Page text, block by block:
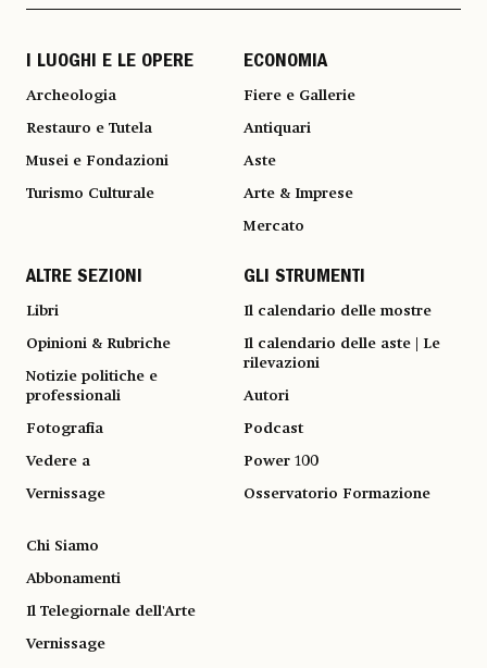
I LUOGHI E LE OPERE
Archeologia
Restauro e Tutela
Musei e Fondazioni
Turismo Culturale
ECONOMIA
Fiere e Gallerie
Antiquari
Aste
Arte & Imprese
Mercato
ALTRE SEZIONI
Libri
Opinioni & Rubriche
Notizie politiche e
professionali
Fotografia
Vedere a
Vernissage
GLI STRUMENTI
Il calendario delle mostre
Il calendario delle aste | Le
rilevazioni
Autori
Podcast
Power 100
Osservatorio Formazione
Chi Siamo
Abbonamenti
Il Telegiornale dell'Arte
Vernissage